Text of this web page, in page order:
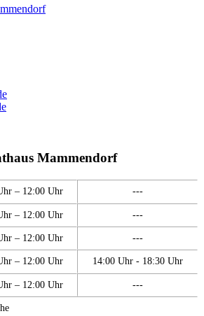
Mammendorf
– 12:00 Uhr ---
– 12:00 Uhr ---
– 12:00 Uhr ---
– 12:00 Uhr 14:00 Uhr - 18:30 Uhr
– 12:00 Uhr ---